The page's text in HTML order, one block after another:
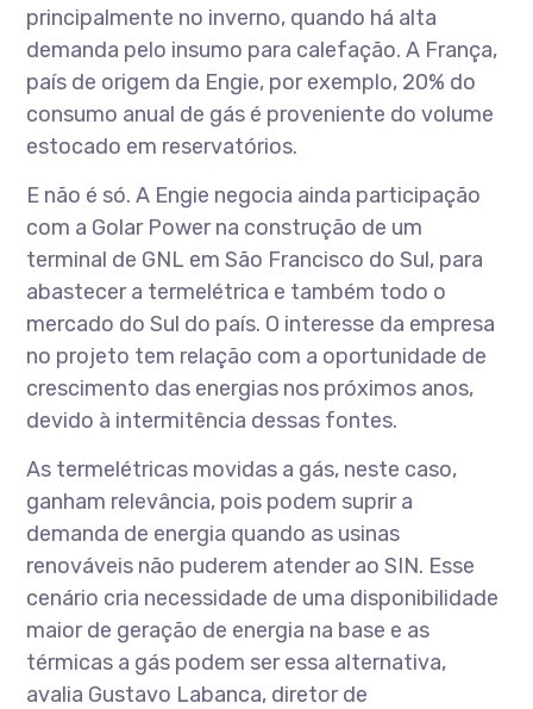
principalmente no inverno, quando há alta
demanda pelo insumo para calefação. A França,
país de origem da Engie, por exemplo, 20% do
consumo anual de gás é proveniente do volume
estocado em reservatórios.
E não é só. A Engie negocia ainda participação
com a Golar Power na construção de um
terminal de GNL em São Francisco do Sul, para
abastecer a termelétrica e também todo o
mercado do Sul do país. O interesse da empresa
no projeto tem relação com a oportunidade de
crescimento das energias nos próximos anos,
devido à intermitência dessas fontes.
As termelétricas movidas a gás, neste caso,
ganham relevância, pois podem suprir a
demanda de energia quando as usinas
renováveis não puderem atender ao SIN. Esse
cenário cria necessidade de uma disponibilidade
maior de geração de energia na base e as
térmicas a gás podem ser essa alternativa,
avalia Gustavo Labanca, diretor de